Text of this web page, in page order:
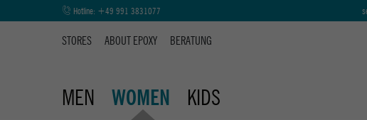
Hotline: +49 991 3831077
STORES ABOUT EPOXY BERATUNG
MEN WOMEN KIDS